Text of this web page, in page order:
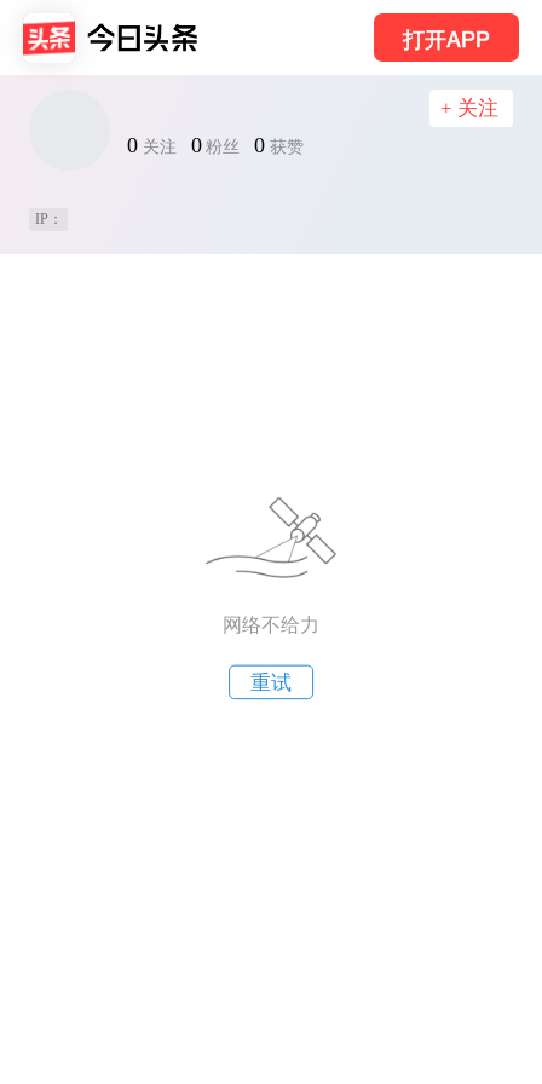
打开APP
0 关注 0 粉丝 0 获赞
+ 关注
IP：
网络不给力
重试